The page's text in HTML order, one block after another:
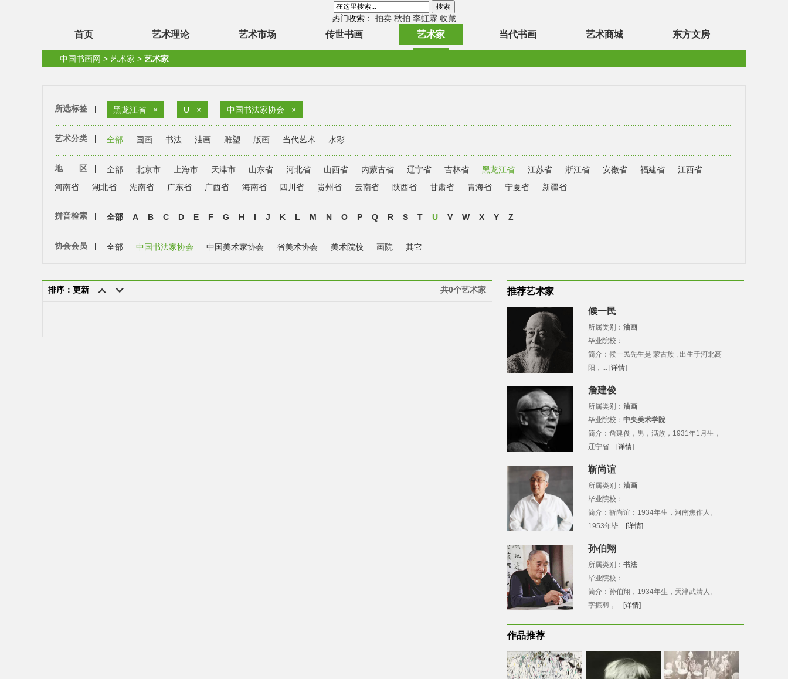
热门收索： 拍卖 秋拍 李虹霖 收藏
首页 艺术理论 艺术市场 传世书画 艺术家 当代书画 艺术商城 东方文房
中国书画网 > 艺术家 > 艺术家
所选标签 | 黑龙江省 × U × 中国书法家协会 ×
艺术分类 | 全部 国画 书法 油画 雕塑 版画 当代艺术 水彩
地 区 | 全部 北京市 上海市 天津市 山东省 河北省 山西省 内蒙古省 辽宁省 吉林省 黑龙江省 江苏省 浙江省 安徽省 福建省
江西省
河南省
湖北省 湖南省 广东省 广西省 海南省 四川省 贵州省 云南省 陕西省 甘肃省 青海省 宁夏省 新疆省
拼音检索 | 全部 A B C D E F G H I J K L M N O P Q R S T U V W X Y Z
协会会员 | 全部 中国书法家协会 中国美术家协会 省美术协会 美术院校 画院 其它
排序：更新 共0个艺术家 推荐艺术家
候一民
所属类别： 油画
毕业院校：
简介：候一民先生是 蒙古族 , 出生于河北高
阳，... [详情]
詹建俊
所属类别： 油画
毕业院校： 中央美术学院
简介：詹建俊，男，满族，1931年1月生，
辽宁省... [详情]
靳尚谊
所属类别： 油画
毕业院校：
简介：靳尚谊：1934年生，河南焦作人。
1953年毕... [详情]
孙伯翔
所属类别： 书法
毕业院校：
简介：孙伯翔，1934年生，天津武清人。
字振羽，... [详情]
作品推荐